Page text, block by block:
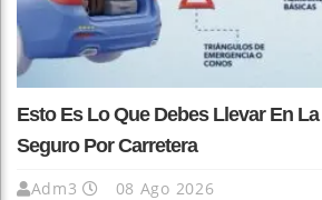
Esto Es Lo Que Debes Llevar En
Seguro Por Carretera
Adm3 08 Ago 2026